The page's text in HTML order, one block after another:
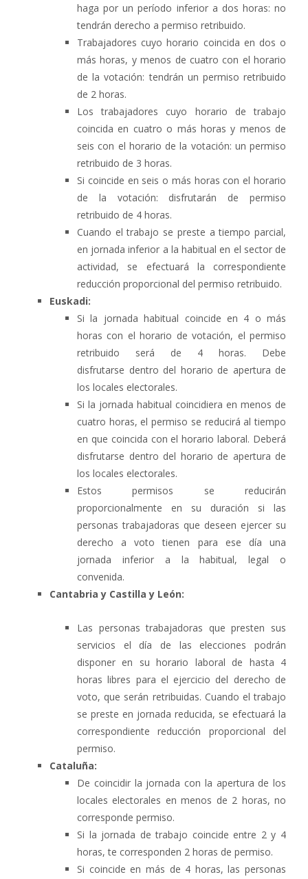
haga por un período inferior a dos horas: no
tendrán derecho a permiso retribuido.
Trabajadores cuyo horario coincida en dos o
más horas, y menos de cuatro con el horario
de la votación: tendrán un permiso retribuido
de 2 horas.
Los trabajadores cuyo horario de trabajo
coincida en cuatro o más horas y menos de
seis con el horario de la votación: un permiso
retribuido de 3 horas.
Si coincide en seis o más horas con el horario
de la votación: disfrutarán de permiso
retribuido de 4 horas.
Cuando el trabajo se preste a tiempo parcial,
en jornada inferior a la habitual en el sector de
actividad, se efectuará la correspondiente
reducción proporcional del permiso retribuido.
Euskadi:
Si la jornada habitual coincide en 4 o más
horas con el horario de votación, el permiso
retribuido será de 4 horas. Debe
disfrutarse dentro del horario de apertura de
los locales electorales.
Si la jornada habitual coincidiera en menos de
cuatro horas, el permiso se reducirá al tiempo
en que coincida con el horario laboral. Deberá
disfrutarse dentro del horario de apertura de
los locales electorales.
Estos permisos se reducirán
proporcionalmente en su duración si las
personas trabajadoras que deseen ejercer su
derecho a voto tienen para ese día una
jornada inferior a la habitual, legal o
convenida.
Cantabria y Castilla y León:
Las personas trabajadoras que presten sus
servicios el día de las elecciones podrán
disponer en su horario laboral de hasta 4
horas libres para el ejercicio del derecho de
voto, que serán retribuidas. Cuando el trabajo
se preste en jornada reducida, se efectuará la
correspondiente reducción proporcional del
permiso.
Cataluña:
De coincidir la jornada con la apertura de los
locales electorales en menos de 2 horas, no
corresponde permiso.
Si la jornada de trabajo coincide entre 2 y 4
horas, te corresponden 2 horas de permiso.
Si coincide en más de 4 horas, las personas